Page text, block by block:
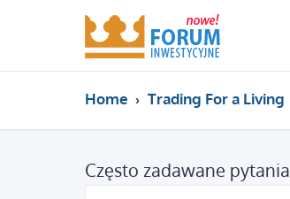
Home Trading For a Living
Często zadawane pytania